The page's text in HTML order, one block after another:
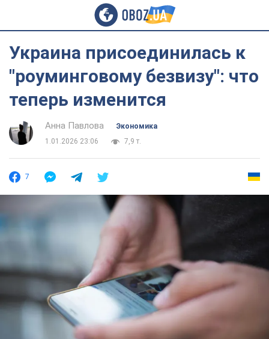
Украина присоединилась к
"роуминговому безвизу": что
теперь изменится
Анна Павлова
Экономика
1.01.2026 23:06
7,9 т.
7